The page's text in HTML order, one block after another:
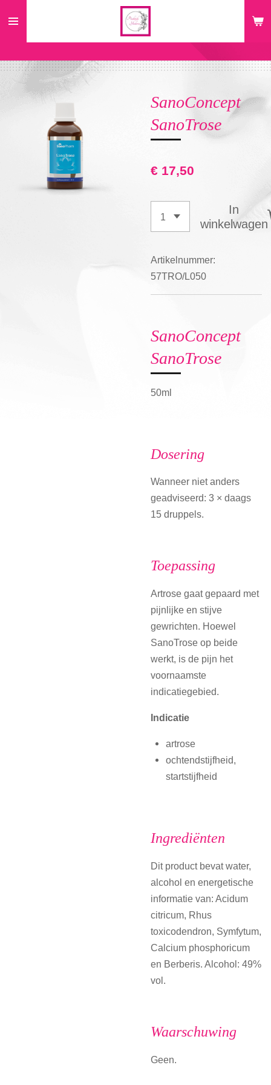
de
hoofdinhoud
SanoConcept
SanoTrose
€ 17,50
In
winkelwagen
Artikelnummer:
57TRO/L050
SanoConcept
SanoTrose
50ml
Dosering
Wanneer niet anders
geadviseerd: 3 × daags
15 druppels.
Toepassing
Artrose gaat gepaard met
pijnlijke en stijve
gewrichten. Hoewel
SanoTrose op beide
werkt, is de pijn het
voornaamste
indicatiegebied.
Indicatie
artrose
ochtendstijfheid,
startstijfheid
Ingrediënten
Dit product bevat water,
alcohol en energetische
informatie van: Acidum
citricum, Rhus
toxicodendron, Symfytum,
Calcium phosphoricum
en Berberis. Alcohol: 49%
vol.
Waarschuwing
Geen.